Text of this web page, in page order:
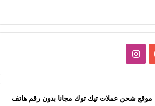
يوتيوبانستقرام
موقع شحن عملات تيك توك مجانا بدون رقم هاتف